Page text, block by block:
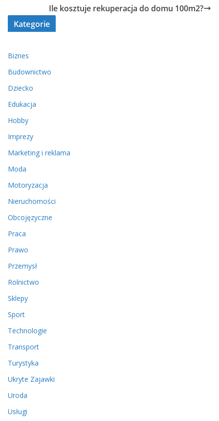
Ile kosztuje rekuperacja do domu 100m2?
Kategorie
Biznes
Budownictwo
Dziecko
Edukacja
Hobby
Imprezy
Marketing i reklama
Moda
Motoryzacja
Nieruchomości
Obcojęzyczne
Praca
Prawo
Przemysł
Rolnictwo
Sklepy
Sport
Technologie
Transport
Turystyka
Ukryte Zajawki
Uroda
Usługi